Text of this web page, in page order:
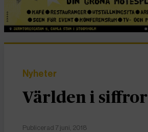
Nyheter
Världen i siffror
Publicerad 7 juni, 2018